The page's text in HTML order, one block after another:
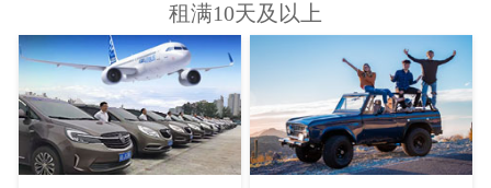
租满10天及以上